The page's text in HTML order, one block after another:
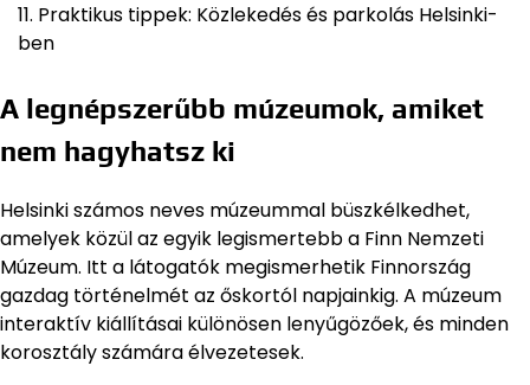
Praktikus tippek: Közlekedés és parkolás Helsinki-
ben
A legnépszerűbb múzeumok, amiket
nem hagyhatsz ki
Helsinki számos neves múzeummal büszkélkedhet,
amelyek közül az egyik legismertebb a Finn Nemzeti
Múzeum. Itt a látogatók megismerhetik Finnország
gazdag történelmét az őskortól napjainkig. A múzeum
interaktív kiállításai különösen lenyűgözőek, és minden
korosztály számára élvezetesek.